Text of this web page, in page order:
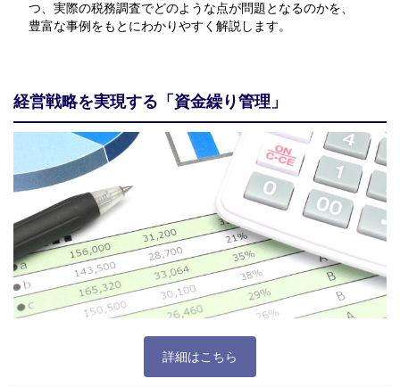
つ、実際の税務調査でどのような点が問題となるのかを、
豊富な事例をもとにわかりやすく解説します。
経営戦略を実現する「資金繰り管理」
詳細はこちら